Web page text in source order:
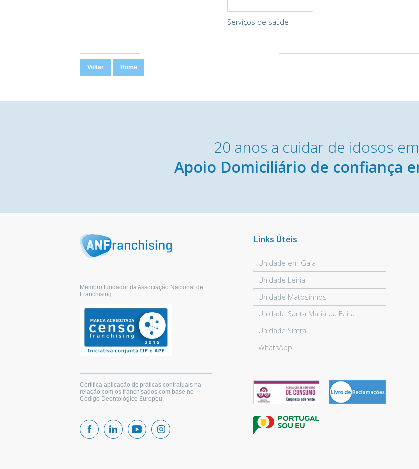
Serviços de saúde
Voltar Home
20 anos a cuidar de idosos
Apoio Domiciliário de confiança
Membro fundador da Associação Nacional de
Franchising
Certifica aplicação de práticas contratuais na
relação com os franchisados com base no
Código Deontológico Europeu.
Links Úteis
Unidade em Gaia
Unidade Leiria
Unidade Matosinhos
Unidade Santa Maria da Feira
Unidade Sintra
WhatsApp